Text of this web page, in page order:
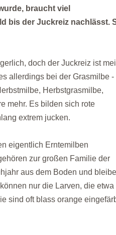
braucht viel
bis der Juckreiz nachlässt.
doch der Juckreiz ist
allerdings bei der Grasmilbe -
Herbstgrasmilbe,
mehr. Es bilden sich rote
extrem jucken.
eigentlich Erntemilben
zur großen Familie der
aus dem Boden und
nur die Larven, die etwa
sind oft blass orange